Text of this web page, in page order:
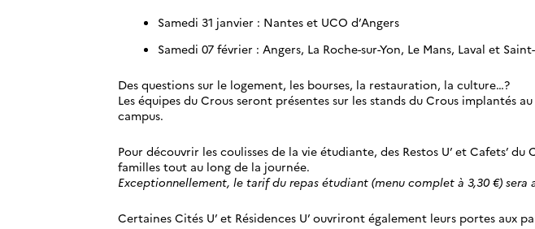
Samedi 31 janvier : Nantes et UCO d’Angers
Samedi 07 février : Angers, La Roche-sur-Yon, Le Mans, Laval et
Des questions sur le logement, les bourses, la restauration, la culture…?
Les équipes du Crous seront présentes sur les stands du Crous implantés
campus.
Pour découvrir les coulisses de la vie étudiante, des Restos U’ et Cafets’
familles tout au long de la journée.
Exceptionnellement, le tarif du repas étudiant (menu complet à 3,30 €) sera
Certaines Cités U’ et Résidences U’ ouvriront également leurs portes aux